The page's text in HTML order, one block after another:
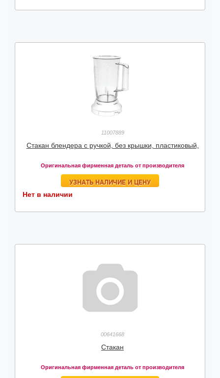
11007889
Стакан блендера с ручкой, без крышки, пластиковый,
Оригинальная фирменная деталь от производителя
УЗНАТЬ НАЛИЧИЕ И ЦЕНУ
Нет в наличии
00641668
Стакан
Оригинальная фирменная деталь от производителя